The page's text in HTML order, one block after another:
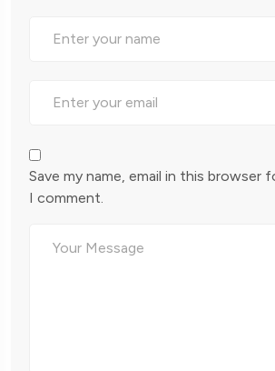
Save my name, email in this browser
I comment.